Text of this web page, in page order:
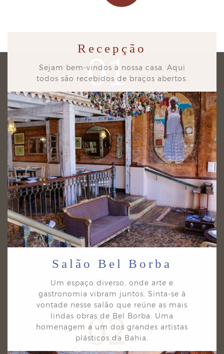
01
Recepção
Sejam bem-vindos à nossa casa. Aqui
todos são recebidos de braços abertos.
02
Salão Bel Borba
Um espaço diverso, onde arte e
gastronomia vibram juntos. Sinta-se à
vontade nesse salão que reúne as mais
lindas obras de Bel Borba. Uma
homenagem a um dos grandes artistas
plásticos da Bahia.